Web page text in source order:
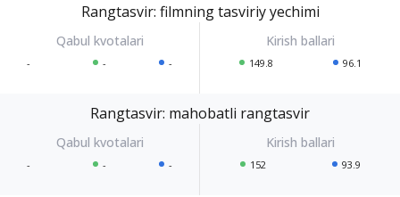
Rangtasvir: filmning tasviriy yechimi
- - - 149.8 96.1
Rangtasvir: mahobatli rangtasvir
- - - 152 93.9